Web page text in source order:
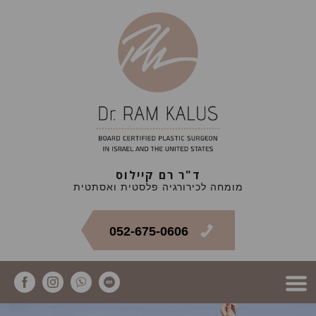
ד"ר רם קיילוס
מומחה לכירורגיה פלסטית ואסתטית
052-675-0606